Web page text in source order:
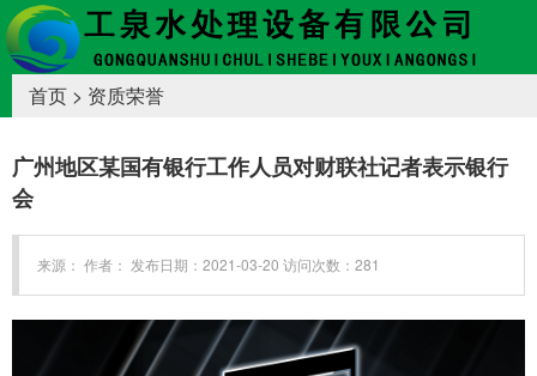
首页 > 资质荣誉
广州地区某国有银行工作人员对财联社记者表示银行
会
来源： 作者： 发布日期：2021-03-20 访问次数：281